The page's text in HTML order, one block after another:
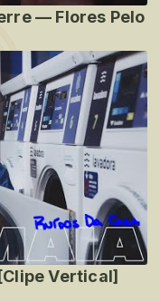
— Flores Pelo
Vertical]